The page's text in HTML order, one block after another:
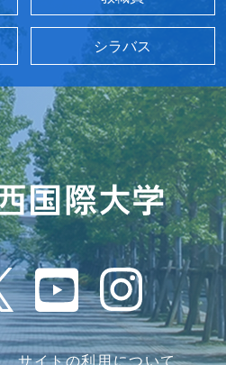
シラバス
サイトの利用について